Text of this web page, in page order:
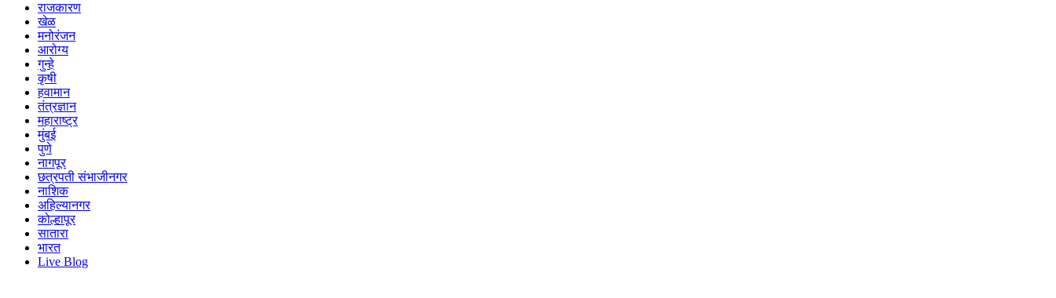
राजकारण
खेळ
मनोरंजन
आरोग्य
गुन्हे
कृषी
हवामान
तंत्रज्ञान
महाराष्ट्र
मुंबई
पुणे
नागपूर
छत्रपती संभाजीनगर
नाशिक
अहिल्यानगर
कोल्हापूर
सातारा
भारत
Live Blog